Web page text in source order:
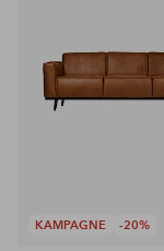
KAMPAGNE -20%